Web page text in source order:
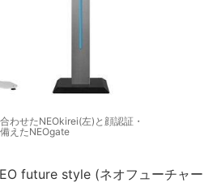
わせたNEOkirei(左)と顔認証・
えたNEOgate
future style (ネオフューチャー